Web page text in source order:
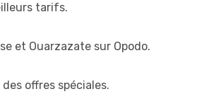
tarifs.
et Ouarzazate sur Opodo.
offres spéciales.